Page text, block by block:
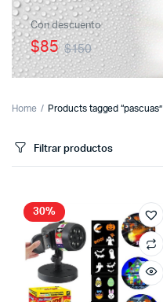
Con descuento
$150
$85
Home Products tagged “pascuas”
Filtrar productos
30%